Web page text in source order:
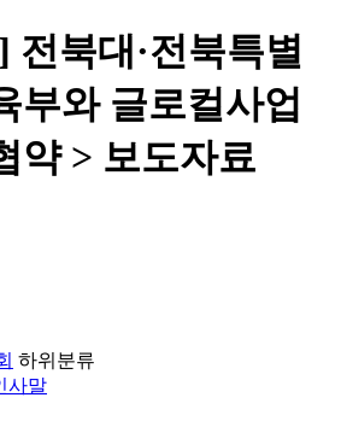
전북대·전북특별
부와 글로컬사업
약 > 보도자료
하위분류
사말